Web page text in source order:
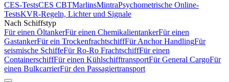
CES-TestsCES CBTMarlinsMintraPsychometrische Online-
TestsKVR-Regeln, Lichter und Signale
Nach Schiffstyp
Für einen ÖltankerFür einen ChemikalientankerFür einen
GastankerFür ein TrockenfrachtschiffFür Anchor HandlingFür
seismische SchiffeFür Ro-Ro FrachtschiffFür einen
ContainerschiffFür einen KühlschifftransportFür General CargoFür
einen BulkcarrierFür den Passagiertransport